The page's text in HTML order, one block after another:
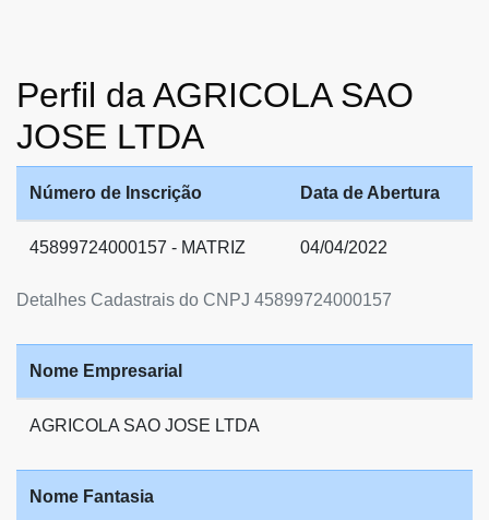
Perfil da AGRICOLA SAO
JOSE LTDA
Detalhes Cadastrais do CNPJ 45899724000157
Número de Inscrição Data de Abertura
45899724000157 - MATRIZ 04/04/2022
Nome Empresarial
AGRICOLA SAO JOSE LTDA
Nome Fantasia